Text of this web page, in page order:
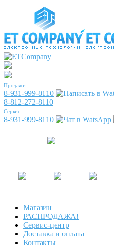
Продажи
8-931-999-8110
8-812-272-8110
Сервис
8-931-999-8110
Магазин
РАСПРОДАЖА!
Сервис-центр
Доставка и оплата
Контакты